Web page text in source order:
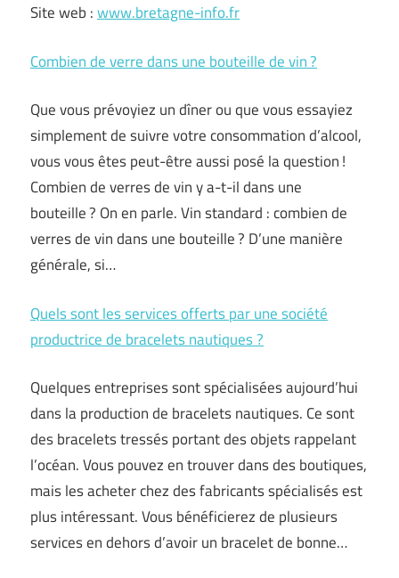
Site web :www.bretagne-info.fr
Combien de verre dans une bouteille de vin ?
Que vous prévoyiez un dîner ou que vous essayiez
simplement de suivre votre consommation d’alcool,
vous vous êtes peut-être aussi posé la question !
Combien de verres de vin y a-t-il dans une
bouteille ? On en parle. Vin standard : combien de
verres de vin dans une bouteille ? D’une manière
générale, si…
Quels sont les services offerts par une société
productrice de bracelets nautiques ?
Quelques entreprises sont spécialisées aujourd’hui
dans la production de bracelets nautiques. Ce sont
des bracelets tressés portant des objets rappelant
l’océan. Vous pouvez en trouver dans des boutiques,
mais les acheter chez des fabricants spécialisés est
plus intéressant. Vous bénéficierez de plusieurs
services en dehors d’avoir un bracelet de bonne…